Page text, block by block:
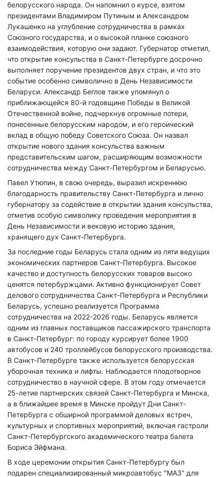
белорусского народа. Он напомнил о курсе, взятом
президентами Владимиром Путиным и Александром
Лукашенко на углубление сотрудничества в рамках
Союзного государства, и о высокой планке союзного
взаимодействия, которую они задают. Губернатор отметил,
что открытие консульства в Санкт-Петербурге досрочно
выполняет поручение президентов двух стран, и что это
событие особенно символично в День Независимости
Беларуси. Александр Беглов также упомянул о
приближающейся 80-й годовщине Победы в Великой
Отечественной войне, подчеркнув огромные потери,
понесенные белорусским народом, и его героический
вклад в общую победу Советского Союза. Он назвал
открытие нового здания консульства важным
представительским шагом, расширяющим возможности
сотрудничества между Санкт-Петербургом и Беларусью.
Павел Утюпин, в свою очередь, выразил искреннюю
благодарность правительству Санкт-Петербурга и лично
губернатору за содействие в открытии здания консульства,
отметив особую символику проведения мероприятия в
День Независимости и вековую историю здания,
хранящего дух Санкт-Петербурга.
За последние годы Беларусь стала одним из пяти ведущих
экономических партнеров Санкт-Петербурга. Высокое
качество и доступность белорусских товаров высоко
ценятся петербуржцами. Активно функционирует Совет
делового сотрудничества Санкт-Петербурга и Республики
Беларусь, успешно реализуется Программа
сотрудничества на 2022-2026 годы. Беларусь является
одним из главных поставщиков пассажирского транспорта
в Санкт-Петербург: по городу курсирует более 1900
автобусов и 240 троллейбусов белорусского производства.
В Санкт-Петербурге также используется белорусская
уборочная техника и лифты. Наблюдается плодотворное
сотрудничество в научной сфере. В этом году отмечается
25-летие партнерских связей Санкт-Петербурга и Минска,
а в ближайшее время в Минске пройдут Дни Санкт-
Петербурга с обширной программой деловых встреч,
культурных и спортивных мероприятий, включая гастроли
Санкт-Петербургского академического театра балета
Бориса Эйфмана.
В ходе церемонии открытия Санкт-Петербургу был
подарен специализированный микроавтобус "МАЗ" для